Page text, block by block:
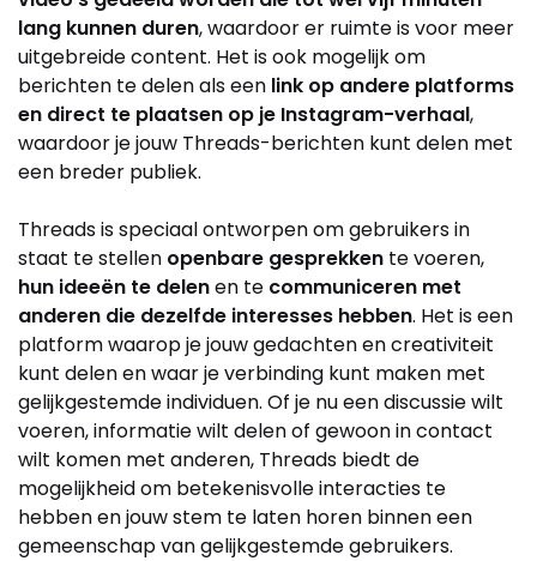
lang kunnen duren, waardoor er ruimte is voor meer
uitgebreide content. Het is ook mogelijk om
berichten te delen als een link op andere platforms
en direct te plaatsen op je Instagram-verhaal,
waardoor je jouw Threads-berichten kunt delen met
een breder publiek.
Threads is speciaal ontworpen om gebruikers in
staat te stellen openbare gesprekken te voeren,
hun ideeën te delenen te communiceren met
anderen die dezelfde interesses hebben. Het is een
platform waarop je jouw gedachten en creativiteit
kunt delen en waar je verbinding kunt maken met
gelijkgestemde individuen. Of je nu een discussie wilt
voeren, informatie wilt delen of gewoon in contact
wilt komen met anderen, Threads biedt de
mogelijkheid om betekenisvolle interacties te
hebben en jouw stem te laten horen binnen een
gemeenschap van gelijkgestemde gebruikers.